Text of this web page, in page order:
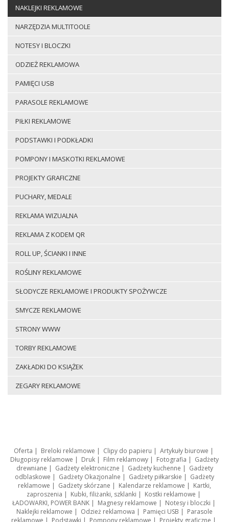
NAKLEJKI REKLAMOWE
NARZĘDZIA MULTITOOLE
NOTESY I BLOCZKI
ODZIEŻ REKLAMOWA
PAMIĘCI USB
PARASOLE REKLAMOWE
PIŁKI REKLAMOWE
PODSTAWKI I PODKŁADKI
POMPONY I MASKOTKI REKLAMOWE
PROJEKTY GRAFICZNE
PUCHARY, MEDALE
REKLAMA WIZUALNA
REKLAMA Z KODEM QR
ROLL UP, ŚCIANKI I INNE
ROŚLINY REKLAMOWE
SŁODYCZE REKLAMOWE I PRODUKTY SPOŻYWCZE
SMYCZE REKLAMOWE
STRONY WWW
TORBY REKLAMOWE
ZAKŁADKI DO KSIĄŻEK
ZEGARY REKLAMOWE
Oferta | Breloki reklamowe | Clipy do papieru | Artykuły biurowe |
Długopisy reklamowe | Druk | Film reklamowy | Fotografia | Gadżety
drewniane | Gadżety elektroniczne | Gadżety kuchenne | Gadżety
odblaskowe | Gadżety Okazjonalne | Gadżety piłkarskie | Gadżety
reklamowe | Gadżety skórzane | Kalendarze reklamowe | Kartki,
zaproszenia | Kubki, filiżanki, szklanki | Kostki reklamowe |
ŁADOWARKI, POWER BANK| Magnesy reklamowe | Notesy i bloczki |
Naklejki reklamowe | Odzież reklamowa | Pamięci USB | Parasole